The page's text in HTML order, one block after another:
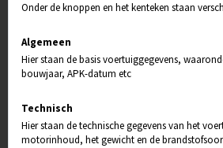
Onder de knoppen en het kenteken staan
Algemeen
Hier staan de basis voertuiggegevens,
bouwjaar, APK-datum etc
Technisch
Hier staan de technische gegevens van het
motorinhoud, het gewicht en de